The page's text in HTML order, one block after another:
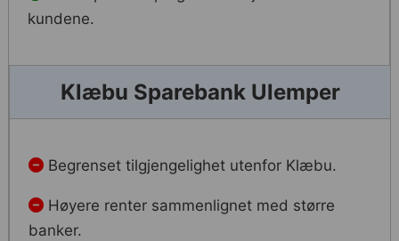
kundene.
Klæbu Sparebank Ulemper
Begrenset tilgjengelighet utenfor Klæbu.
Høyere renter sammenlignet med større
banker.